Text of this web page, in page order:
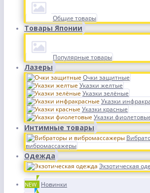
Общие товары
Товары Японии
Популярные товары
Лазеры
Очки защитные
Указки желтые
Указки зелёные
Указки
Указки красные
Указки
Интимные товары
вибромассажеры
Одежда
Экзотическая
NEW Новинки